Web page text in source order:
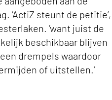
‘ActiZ steunt de petitie’,
‘want juist de
beschikbaar blijven
drempels waardoor
of uitstellen.’